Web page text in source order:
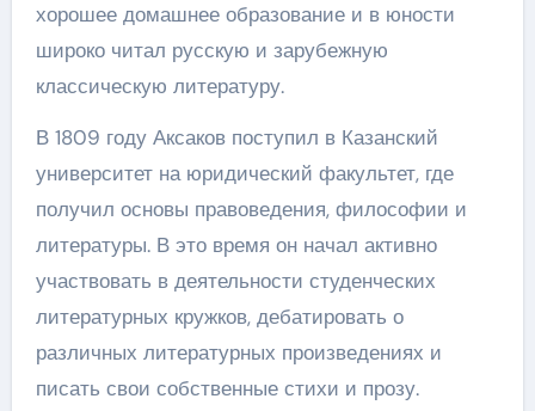
хорошее домашнее образование и в юности
широко читал русскую и зарубежную
классическую литературу.
В 1809 году Аксаков поступил в Казанский
университет на юридический факультет, где
получил основы правоведения, философии и
литературы. В это время он начал активно
участвовать в деятельности студенческих
литературных кружков, дебатировать о
различных литературных произведениях и
писать свои собственные стихи и прозу.